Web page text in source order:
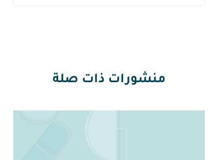
منشورات ذات صلة